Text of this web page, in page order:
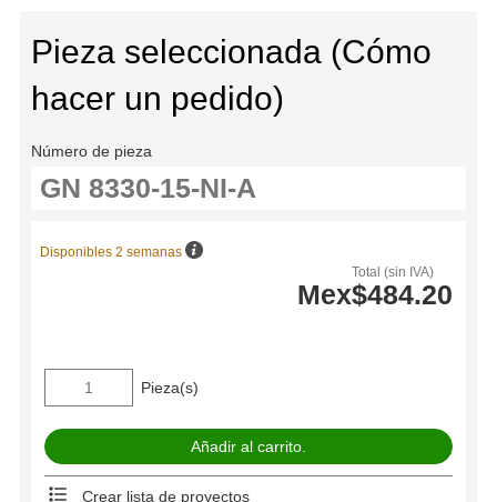
Pieza seleccionada (Cómo
hacer un pedido)
Número de pieza
Total (sin IVA)
Mex$484.20
Disponibles 2 semanas
Pieza(s)
Crear lista de proyectos